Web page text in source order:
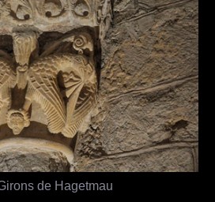
de Hagetmau